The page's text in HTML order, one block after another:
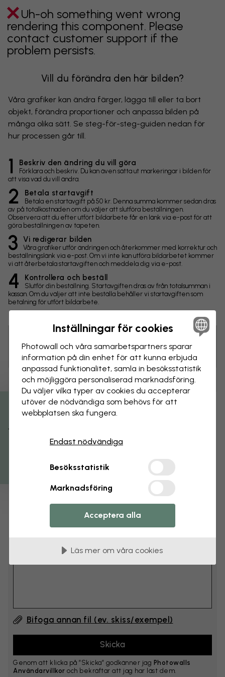
Uh-oh something went wrong
rendering this component. Please
contact customer support if the
problem persists.
Vill du förändra den här bilden?
Våra grafiker kan ändra färger, lägga till eller ta bort
objekt, förändra proportioner och anpassa bilden på
många olika sätt. Se steg-för-steg-guiden nedan för
hur processen går till.
1 Beskriv den ändring du vill göra
Förklara och beskriv. Du kan även sätta ut markeringar i bilden för
att visa vad du vill ändra.
2 Betala startavgift
Betala en startavgift på 50 kr. Denna summa kommer sedan dras
av på totalkostnaden om du väljer att slutföra beställningen.
Observera att du efter utfört bildarbete får en länk via e-post för att
göra beställningen av tapeten.
3 Vi redigerar bilden
Våra grafiker utför ändringen och återkommer med korrektur och
beställningslänk via e-post. Om vi inte kan utföra bildarbetet kommer
vi att återbetala startavgiften och meddela dig via e-post.
4 Kontrollera och beställ
Slutför din beställning. Startavgiften dras av från totalsumman i
kassan. Om du väljer att inte beställa behåller vi startavgiften som
betalning för utfört bildarbete.
Ändringar
Storlek
Lägg till kommentar
Kommentar #1
Bifoga annan fil (ev. skiss/exempel)
Genom att klicka på ”Skicka” godkänner jag Photowalls
Användarvillkor och bekräftar att jag har läst dem.
Tips! Du kan klicka på bilden för att göra en markering och
skriva en kommentar.
Få 15% rabatt
Inställningar för cookies
Photowall och våra samarbets­partners sparar
information på din enhet för att kunna erbjuda
anpassad funktionalitet, samla in besöks­statistik
och möjliggöra personaliserad marknads­föring.
Du väljer vilka typer av cookies du accepterar
utöver de nödvändiga som behövs för att
webbplatsen ska fungera.
Endast nödvändiga
Besöksstatistik
Marknadsföring
Acceptera alla
Läs mer om våra cookies